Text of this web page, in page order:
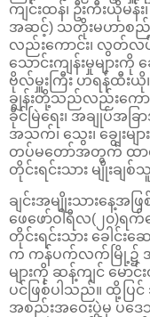
ကျင်းထန်၊ ဦးကီးယိုမ
အဆင့်) သတိုးမဟာစည်
လည်းကောင်း၊ လွတ်လပ်
သောင်းကျန်းမှုမျာ
ဗိုလ်မှူးကြီး ဟရန်ထီး
ချွန်းတို့သည်လည်းကော
ခိုင်မြဲရေး၊ အချုပ်
အသက်၊ သွေး၊ ချွေးမ
တပ်မတော်အတွက် ထာဝ
တိုင်းရင်းသား မျိုးချစ်
ချင်းအမျိုးသားနေ့
ဖေဖော်ဝါရီလ(၂၀)ရ
တိုင်းရင်းသား ခေါင်းဆ
က ကန်ပက်လက်မြို့၌ အ
များကို ဆန့်ကျင် မေ
ပင်ဖြစ်ပါသည်။ ထို့ပြ
အစည်းအဝေးပွဲမှ ပဒေ